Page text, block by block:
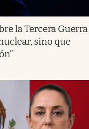
la Tercera Guerra
sino que